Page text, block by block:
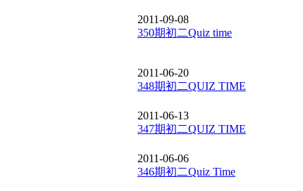
2011-09-08
350期初二Quiz time
2011-06-20
348期初二QUIZ TIME
2011-06-13
347期初二QUIZ TIME
2011-06-06
346期初二Quiz Time